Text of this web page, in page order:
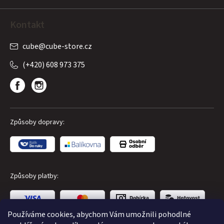
Používáme cookies, abychom Vám umožnili pohodlné
Kontakt
cube@cube-store.cz
(+420) 608 973 375
Způsoby dopravy:
Způsoby platby: